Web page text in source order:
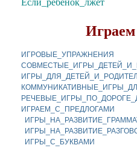
Если_ребенок_лжет
Играем
ИГРОВЫЕ_УПРАЖНЕНИЯ
ИГРАЕМ_С_ПРЕДЛОГАМИ
ИГРЫ_С_БУКВАМИ